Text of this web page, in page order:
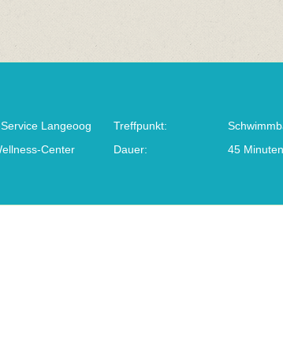
Langeoog Treffpunkt:
Center Dauer: 45